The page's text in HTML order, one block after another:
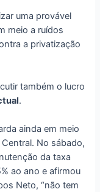
uma provável
meio a ruídos
a privatização
também o lucro
.
ainda em meio
No sábado,
da taxa
ao ano e afirmou
Neto, “não tem